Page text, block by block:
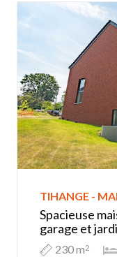
TIHANGE -
Spacieuse
garage et
230 m2